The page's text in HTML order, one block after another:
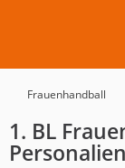
Frauenhandball
1. BL